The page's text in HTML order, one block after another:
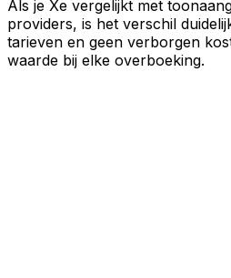
Als je Xe vergelijkt met
providers, is het verschil
tarieven en geen verborgen
waarde bij elke overboeking.